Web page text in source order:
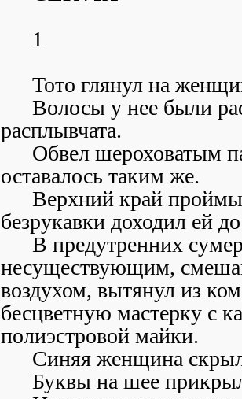
1
Тото глянул на
Волосы у нее были
расплывчата.
Обвел шероховатым
оставалось таким же.
Верхний край проймы
безрукавки доходил ей
В предутренних
несуществующим,
воздухом, вытянул из
бесцветную мастерку с
полиэстровой майки.
Синяя женщина
Буквы на шее